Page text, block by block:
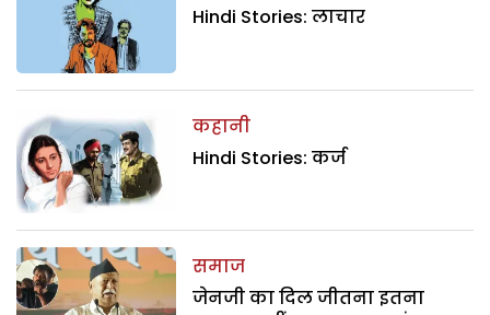
Hindi Stories: लाचार
कहानी
Hindi Stories: कर्ज
समाज
जेनजी का दिल जीतना इतना